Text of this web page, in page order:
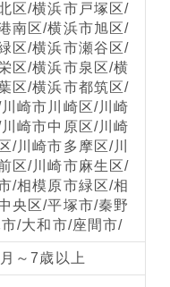
区/横浜市戸塚区/
南区/横浜市旭区/
区/横浜市瀬谷区/
区/横浜市泉区/横
区/横浜市都筑区/
川崎市川崎区/川崎
崎市中原区/川崎
/川崎市多摩区/川
区/川崎市麻生区/
/相模原市緑区/相
央区/平塚市/秦野
/大和市/座間市/
～7歳以上